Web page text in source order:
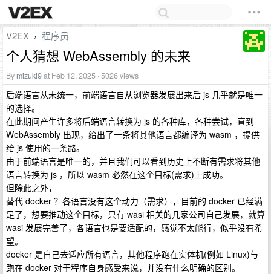
V2EX › 程序员
个人猜想 WebAssembly 的未来
By mizuki9at Feb 12, 2025 · 5026 views
后端语言从未统一，前端语言自从浏览器发展出来后 js 几乎就是唯一
的选择。
在此期间产生许多将后端语言转换为 js 的各种库，各种尝试，直到
WebAssembly 出现，给出了一条将其他语言都编译为 wasm ，提供
给 js 使用的一条路。
由于前端语言是唯一的，并且我们可以看到历史上不断有需求将其他
语言转换为 js ，所以 wasm 必然在这个目标(需求)上成功。
但除此之外，
替代 docker ？各语言没有这个动力（需求），目前的 docker 已经满
足了，想要推动这个目标，只有 wasi 相关的几家公司自己发展，就算
wasi 发展完善了，各语言也是要适配的，感觉不太能行，似乎没有希
望。
docker 是自己去适应所有语言，其他程序跑在实体机(例如 Linux)与
跑在 docker 对于程序自身感受来说，并没有什么明确的区别。